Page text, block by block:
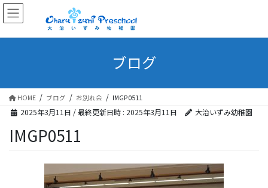
ブログ
HOME ブログ お別れ会 IMGP0511
2025年3月11日 / 最終更新日時 : 2025年3月11日 大治いずみ幼稚園
IMGP0511